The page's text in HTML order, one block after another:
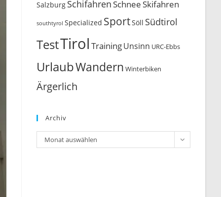
Salzburg Schifahren Schnee Skifahren
southtyrol Specialized SportSöll Südtirol
TestTirol TrainingUnsinn URC-Ebbs
UrlaubWandern Winterbiken
Ärgerlich
Archiv
Archiv
Monat auswählen